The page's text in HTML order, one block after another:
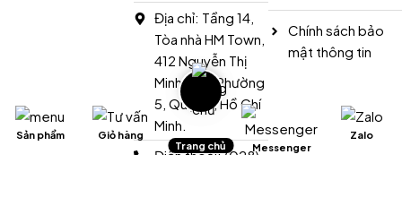
Địa chỉ: Tầng 14,
Tòa nhà HM Town,
412 Nguyễn Thị
Minh Khai, Phường
5, Quận 3, Hồ Chí
Minh.
Điện thoại: (028)
Chính sách bảo
mật thông tin
Sản phẩm
Giỏ hàng
Trang chủ
Messenger
Zalo